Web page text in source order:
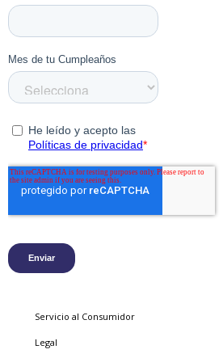
Servicio al Consumidor
Legal